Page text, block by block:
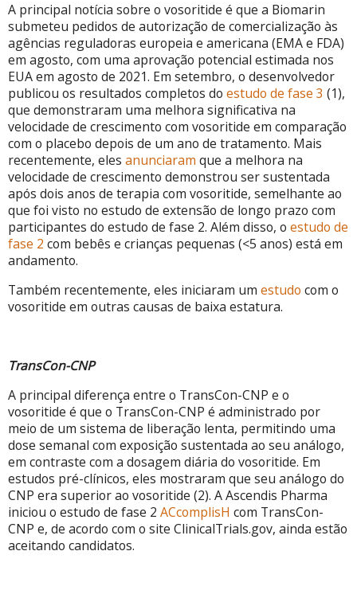
A principal notícia sobre o vosoritide é que a Biomarin
submeteu pedidos de autorização de comercialização às
agências reguladoras europeia e americana (EMA e FDA)
em agosto, com uma aprovação potencial estimada nos
EUA em agosto de 2021. Em setembro, o desenvolvedor
publicou os resultados completos do estudo de fase 3 (1),
que demonstraram uma melhora significativa na
velocidade de crescimento com vosoritide em comparação
com o placebo depois de um ano de tratamento. Mais
recentemente, eles anunciaram que a melhora na
velocidade de crescimento demonstrou ser sustentada
após dois anos de terapia com vosoritide, semelhante ao
que foi visto no estudo de extensão de longo prazo com
participantes do estudo de fase 2. Além disso, o estudo de
fase 2 com bebês e crianças pequenas (<5 anos) está em
andamento.
Também recentemente, eles iniciaram um estudo com o
vosoritide em outras causas de baixa estatura.
TransCon-CNP
A principal diferença entre o TransCon-CNP e o
vosoritide é que o TransCon-CNP é administrado por
meio de um sistema de liberação lenta, permitindo uma
dose semanal com exposição sustentada ao seu análogo,
em contraste com a dosagem diária do vosoritide. Em
estudos pré-clínicos, eles mostraram que seu análogo do
CNP era superior ao vosoritide (2). A Ascendis Pharma
iniciou o estudo de fase 2 ACcomplisH com TransCon-
CNP e, de acordo com o site ClinicalTrials.gov, ainda estão
aceitando candidatos.